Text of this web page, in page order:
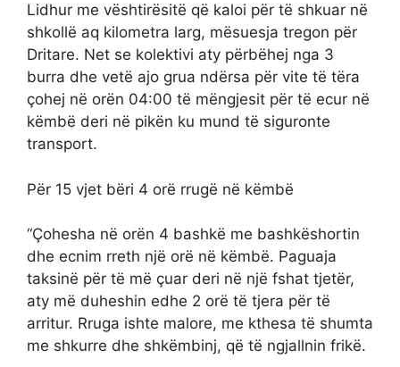
Lidhur me vështirësitë që kaloi për të shkuar në
shkollë aq kilometra larg, mësuesja tregon për
Dritare. Net se kolektivi aty përbëhej nga 3
burra dhe vetë ajo grua ndërsa për vite të tëra
çohej në orën 04:00 të mëngjesit për të ecur në
këmbë deri në pikën ku mund të siguronte
transport.
Për 15 vjet bëri 4 orë rrugë në këmbë
“Çohesha në orën 4 bashkë me bashkëshortin
dhe ecnim rreth një orë në këmbë. Paguaja
taksinë për të më çuar deri në një fshat tjetër,
aty më duheshin edhe 2 orë të tjera për të
arritur. Rruga ishte malore, me kthesa të shumta
me shkurre dhe shkëmbinj, që të ngjallnin frikë.